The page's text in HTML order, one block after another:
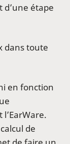
d’une étape
dans toute
en fonction
de